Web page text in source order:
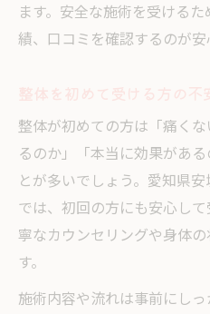
ます。安全な施術を受ける
績、口コミを確認するのが安
整体が初めての方は「痛く
るのか」「本当に効果があ
とが多いでしょう。愛知県
では、初回の方にも安心し
寧なカウンセリングや身体
す。
施術内容や流れは事前にし